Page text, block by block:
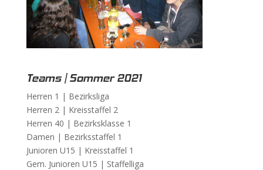
Teams | Sommer 2021
Herren 1 | Bezirksliga
Herren 2 | Kreisstaffel 2
Herren 40 | Bezirksklasse 1
Damen | Bezirksstaffel 1
Junioren U15 | Kreisstaffel 1
Gem. Junioren U15 | Staffelliga